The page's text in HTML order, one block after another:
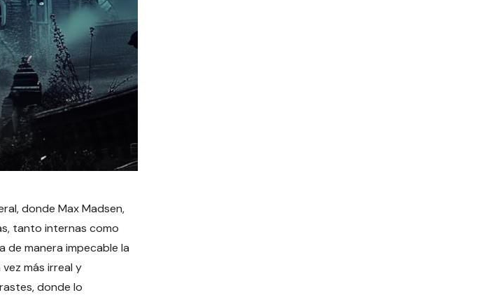
donde Max Madsen,
tanto internas como
de manera impecable la
más irreal y
donde lo